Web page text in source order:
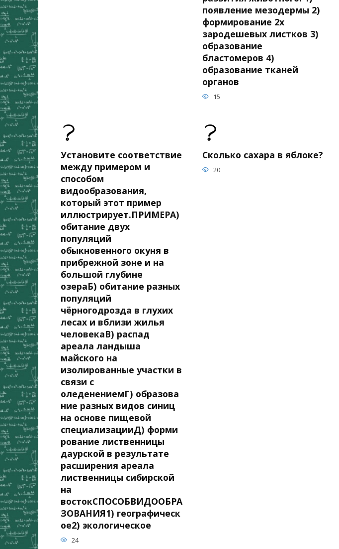
появление мезодермы 2)
формирование 2х
зародешевых листков 3)
образование
бластомеров 4)
образование тканей
органов
15
Установите соответствие
между примером и
способом
видообразования,
который этот пример
иллюстрирует.ПРИМЕРА)
обитание двух
популяций
обыкновенного окуня в
прибрежной зоне и на
большой глубине
озераБ) обитание разных
популяций
чёрногодрозда в глухих
лесах и вблизи жилья
человекаВ) распад
ареала ландыша
майского на
изолированные участки в
связи с
оледенениемГ) образова
ние разных видов синиц
на основе пищевой
специализацииД) форми
рование лиственницы
даурской в результате
расширения ареала
лиственницы сибирской
на
востокСПОСОБВИДООБРА
ЗОВАНИЯ1) географическ
ое2) экологическое
24
Сколько сахара в яблоке?
20